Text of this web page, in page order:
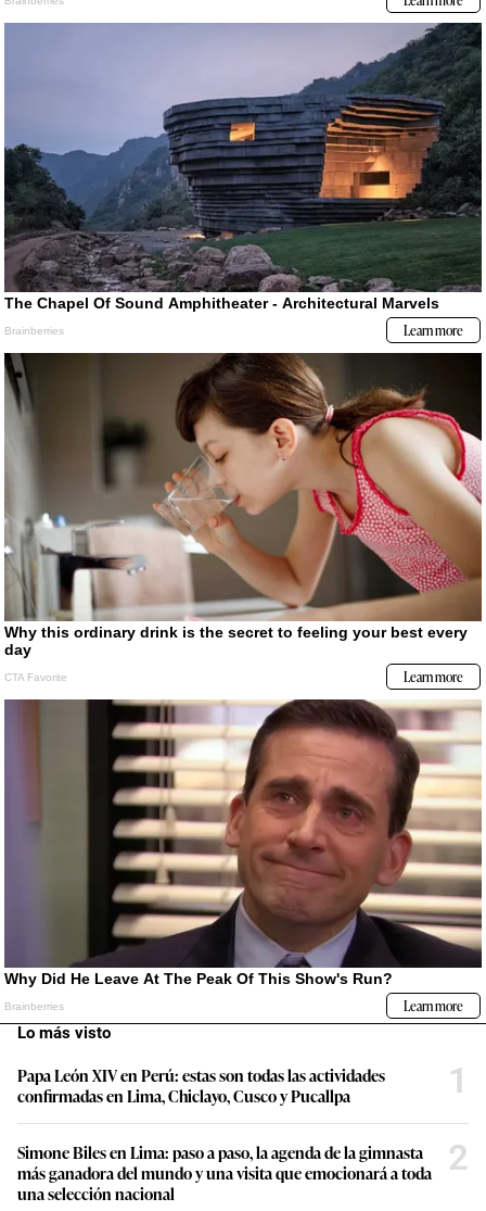
Lo más visto
Papa León XIV en Perú: estas son todas las actividades
confirmadas en Lima, Chiclayo, Cusco y Pucallpa
1
Simone Biles en Lima: paso a paso, la agenda de la gimnasta
más ganadora del mundo y una visita que emocionará a toda
una selección nacional
2